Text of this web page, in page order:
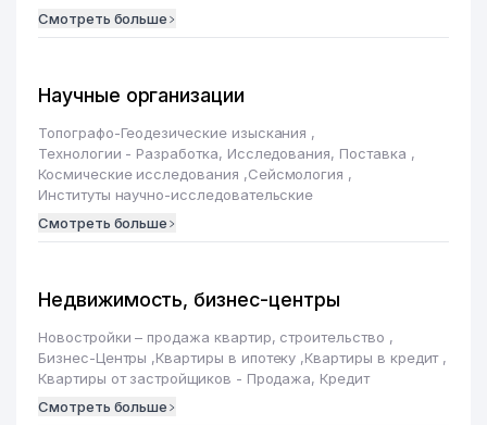
Смотреть больше
Научные организации
Топографо-Геодезические изыскания ,
Технологии - Разработка, Исследования, Поставка ,
Космические исследования ,Сейсмология ,
Институты научно-исследовательские
Смотреть больше
Недвижимость, бизнес-центры
Новостройки – продажа квартир, строительство ,
Бизнес-Центры ,Квартиры в ипотеку ,Квартиры в кредит ,
Квартиры от застройщиков - Продажа, Кредит
Смотреть больше